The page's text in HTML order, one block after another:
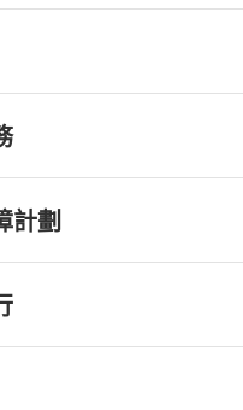
計劃